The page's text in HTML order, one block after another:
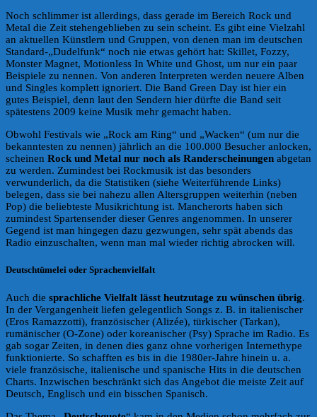
Noch schlimmer ist allerdings, dass gerade im Bereich Rock und
Metal die Zeit stehengeblieben zu sein scheint. Es gibt eine Vielzahl
an aktuellen Künstlern und Gruppen, von denen man im deutschen
Standard-„Dudelfunk“ noch nie etwas gehört hat: Skillet, Fozzy,
Monster Magnet, Motionless In White und Ghost, um nur ein paar
Beispiele zu nennen. Von anderen Interpreten werden neuere Alben
und Singles komplett ignoriert. Die Band Green Day ist hier ein
gutes Beispiel, denn laut den Sendern hier dürfte die Band seit
spätestens 2009 keine Musik mehr gemacht haben.
Obwohl Festivals wie „Rock am Ring“ und „Wacken“ (um nur die
bekanntesten zu nennen) jährlich an die 100.000 Besucher anlocken,
scheinen Rock und Metal nur noch als Randerscheinungen abgetan
zu werden. Zumindest bei Rockmusik ist das besonders
verwunderlich, da die Statistiken (siehe Weiterführende Links)
belegen, dass sie bei nahezu allen Altersgruppen weiterhin (neben
Pop) die beliebteste Musikrichtung ist. Mancherorts haben sich
zumindest Spartensender dieser Genres angenommen. In unserer
Gegend ist man hingegen dazu gezwungen, sehr spät abends das
Radio einzuschalten, wenn man mal wieder richtig abrocken will.
Deutschtümelei oder Sprachenvielfalt
Auch die sprachliche Vielfalt lässt heutzutage zu wünschen übrig.
In der Vergangenheit liefen gelegentlich Songs z. B. in italienischer
(Eros Ramazzotti), französischer (Alizée), türkischer (Tarkan),
rumänischer (O-Zone) oder koreanischer (Psy) Sprache im Radio. Es
gab sogar Zeiten, in denen dies ganz ohne vorherigen Internethype
funktionierte. So schafften es bis in die 1980er-Jahre hinein u. a.
viele französische, italienische und spanische Hits in die deutschen
Charts. Inzwischen beschränkt sich das Angebot die meiste Zeit auf
Deutsch, Englisch und ein bisschen Spanisch.